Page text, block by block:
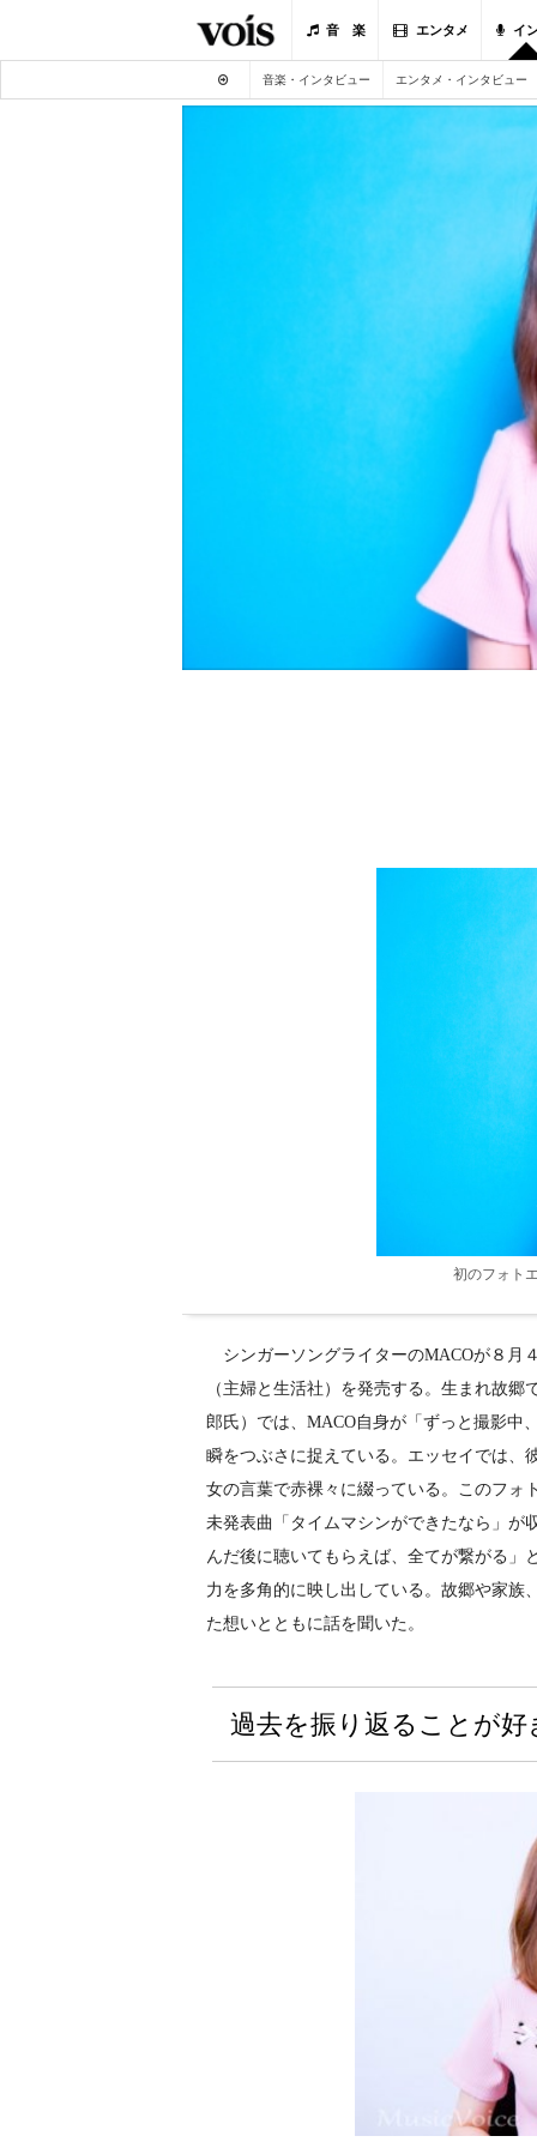
音 楽 エンタメ イ
音楽・インタビュー エンタメ・インタビュー
初のフォト
シンガーソングライターのMACOが８月
（主婦と生活社）を発売する。生まれ故
郎氏）では、MACO自身が「ずっと撮影中
瞬をつぶさに捉えている。エッセイでは、
女の言葉で赤裸々に綴っている。このフォ
未発表曲「タイムマシンができたなら」が
んだ後に聴いてもらえば、全てが繋がる」
力を多角的に映し出している。故郷や家族
た想いとともに話を聞いた。
過去を振り返ることが好